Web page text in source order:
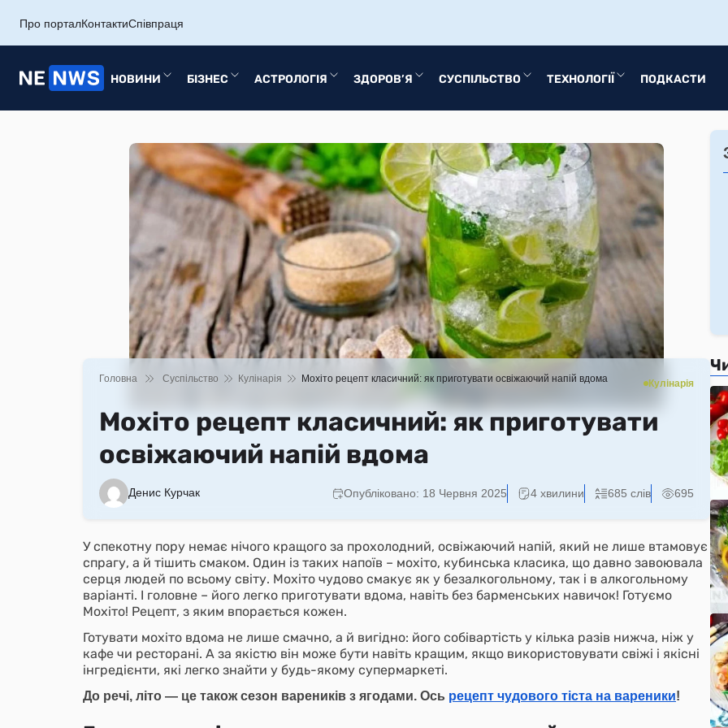
Про порталКонтактиСпівпраця
НОВИНИ БІЗНЕС АСТРОЛОГІЯ ЗДОРОВ’Я СУСПІЛЬСТВО ТЕХНОЛОГІЇ ПОДКАСТИ
Головна Суспільство Кулінарія Мохіто рецепт класичний: як приготувати освіжаючий напій вдома Кулінарія
Мохіто рецепт класичний: як приготувати
освіжаючий напій вдома
Денис Курчак 4 хвилини 685 слів 695
Опубліковано: 18 Червня 2025
У спекотну пору немає нічого кращого за прохолодний, освіжаючий напій, який не лише втамовує
спрагу, а й тішить смаком. Один із таких напоїв – мохіто, кубинська класика, що давно завоювала
серця людей по всьому світу. Мохіто чудово смакує як у безалкогольному, так і в алкогольному
варіанті. І головне – його легко приготувати вдома, навіть без барменських навичок! Готуємо
Мохіто! Рецепт, з яким впорається кожен.
Готувати мохіто вдома не лише смачно, а й вигідно: його собівартість у кілька разів нижча, ніж у
кафе чи ресторані. А за якістю він може бути навіть кращим, якщо використовувати свіжі і якісні
інгредієнти, які легко знайти у будь-якому супермаркеті.
До речі, літо — це також сезон вареників з ягодами. Ось рецепт чудового тіста на вареники!